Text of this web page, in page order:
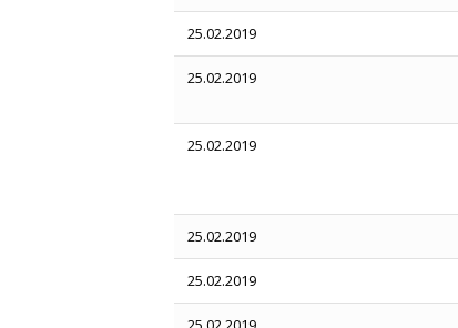
25.02.2019
25.02.2019
25.02.2019
25.02.2019
25.02.2019